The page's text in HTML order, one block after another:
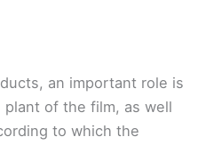
an important role is
of the film, as well
to which the